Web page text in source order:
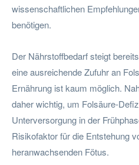
wissenschaftlichen
benötigen.
Der Nährstoffbedarf steigt
eine ausreichende Zufuhr an
Ernährung ist kaum möglich.
daher wichtig, um Folsäure-
Unterversorgung in der
Risikofaktor für die Entstehung
heranwachsenden Fötus.